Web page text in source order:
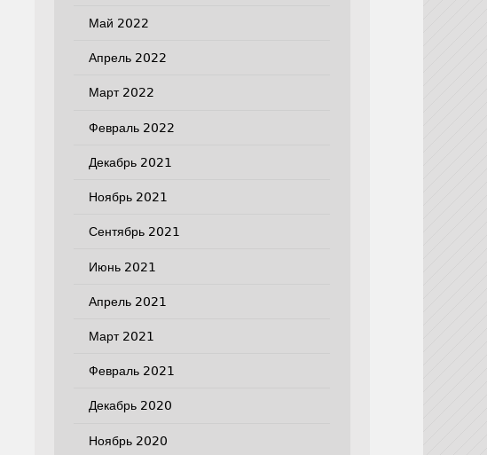
Май 2022
Апрель 2022
Март 2022
Февраль 2022
Декабрь 2021
Ноябрь 2021
Сентябрь 2021
Июнь 2021
Апрель 2021
Март 2021
Февраль 2021
Декабрь 2020
Ноябрь 2020